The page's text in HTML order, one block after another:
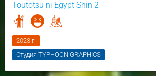
Toutotsu ni Egypt Shin 2
2023 г.
Студия TYPHOON GRAPHICS